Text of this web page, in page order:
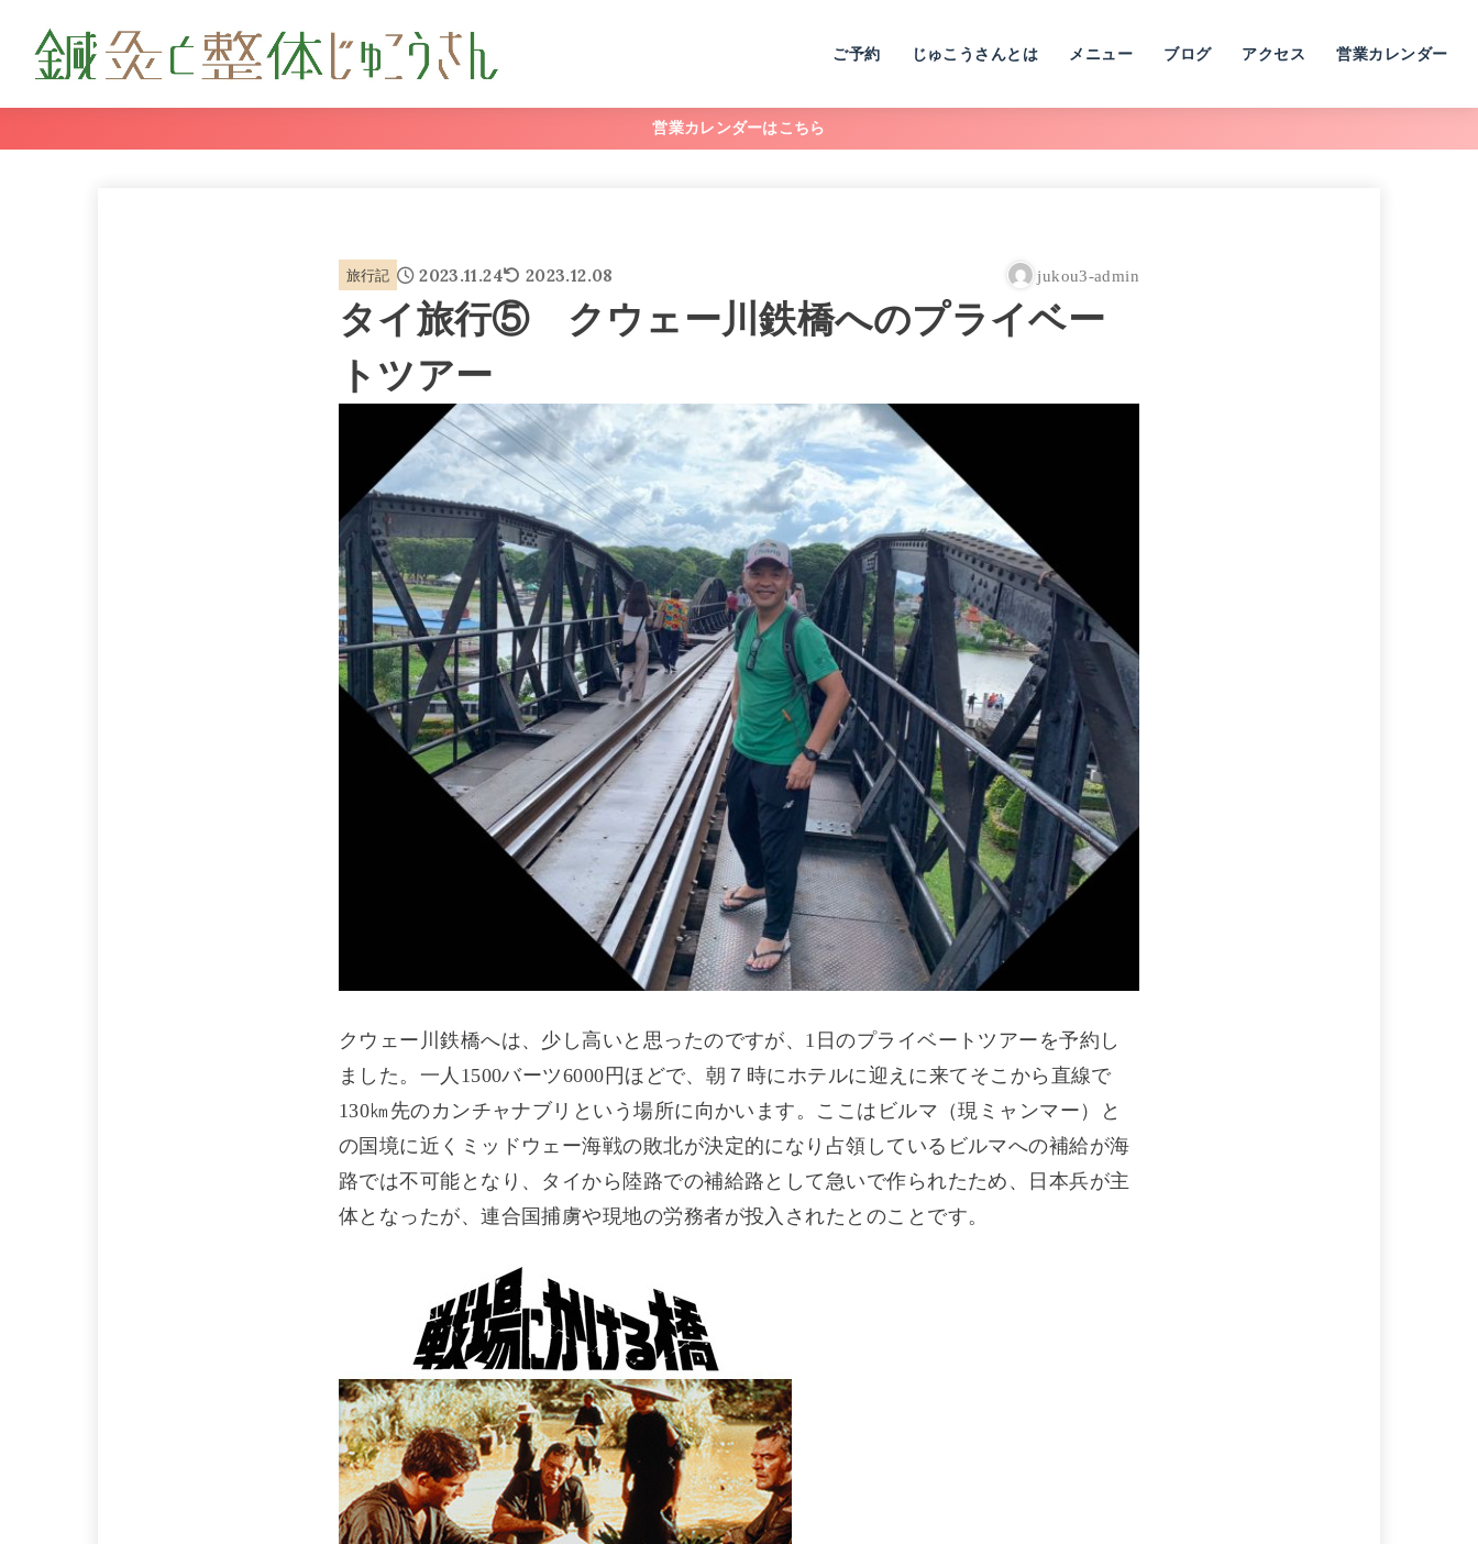
ご予約 じゅこうさんとは メニュー ブログ アクセス 営業カレンダー
営業カレンダーはこちら
旅行記 2023.11.24 2023.12.08 jukou3-admin
タイ旅行⑤ クウェー川鉄橋へのプライベー
トツアー
クウェー川鉄橋へは、少し高いと思ったのですが、1日のプライベートツアーを予約し
ました。一人1500バーツ6000円ほどで、朝７時にホテルに迎えに来てそこから直線で
130㎞先のカンチャナブリという場所に向かいます。ここはビルマ（現ミャンマー）と
の国境に近くミッドウェー海戦の敗北が決定的になり占領しているビルマへの補給が海
路では不可能となり、タイから陸路での補給路として急いで作られたため、日本兵が主
体となったが、連合国捕虜や現地の労務者が投入されたとのことです。